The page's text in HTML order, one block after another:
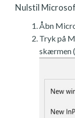
Nulstil
Åbn
Tryk på
skærmen